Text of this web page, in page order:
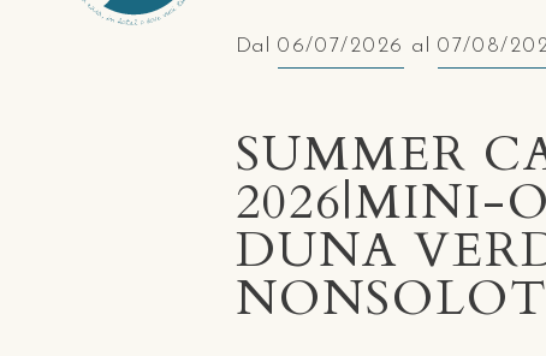
Dal 06/07/2026 al 07/08/
SUMMER
2026|MINI-
DUNA